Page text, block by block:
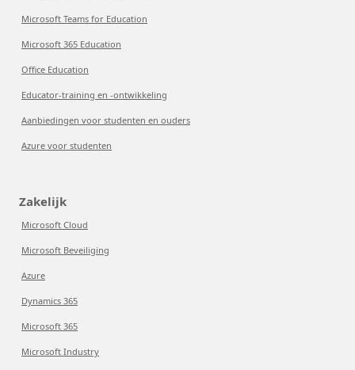
Microsoft Teams for Education
Microsoft 365 Education
Office Education
Educator-training en -ontwikkeling
Aanbiedingen voor studenten en ouders
Azure voor studenten
Zakelijk
Microsoft Cloud
Microsoft Beveiliging
Azure
Dynamics 365
Microsoft 365
Microsoft Industry